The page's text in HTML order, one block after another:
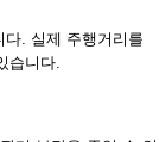
. 실제 주행거리를
습니다.